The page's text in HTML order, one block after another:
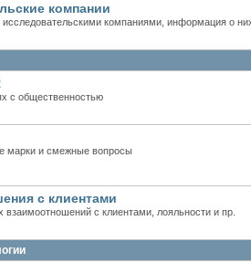
компании
исследовательскими компаниями, информация о
с общественностью
марки и смежные вопросы
с клиентами
с клиентами, лояльности и пр.